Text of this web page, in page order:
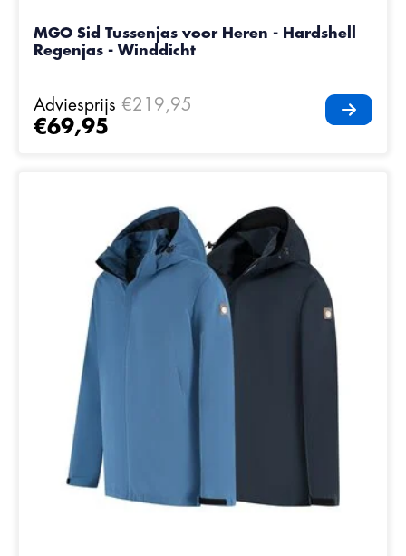
MGO Sid Tussenjas voor Heren - Hardshell
Regenjas - Winddicht
Adviesprijs €219,95
€69,95